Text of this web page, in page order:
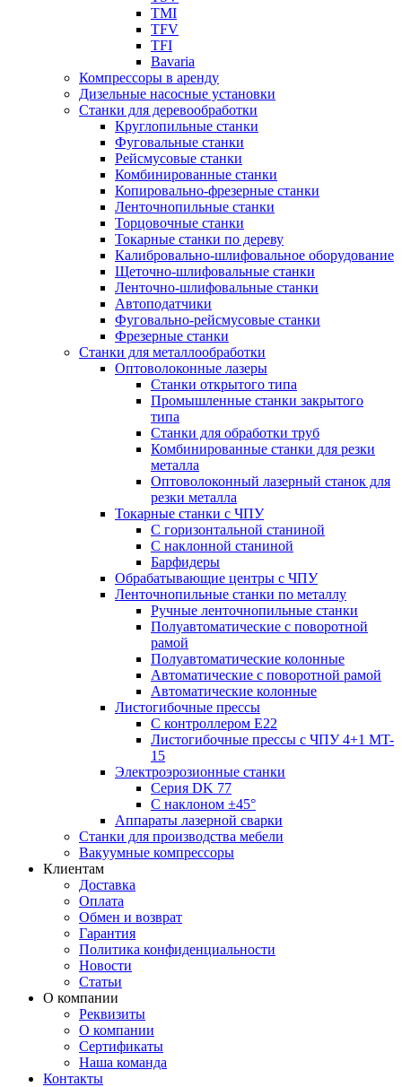
TMI
TFV
TFI
Bavaria
Компрессоры в аренду
Дизельные насосные установки
Станки для деревообработки
Круглопильные станки
Фуговальные станки
Рейсмусовые станки
Комбинированные станки
Копировально-фрезерные станки
Ленточнопильные станки
Торцовочные станки
Токарные станки по дереву
Калибровально-шлифовальное оборудование
Щеточно-шлифовальные станки
Ленточно-шлифовальные станки
Автоподатчики
Фуговально-рейсмусовые станки
Фрезерные станки
Станки для металлообработки
Оптоволоконные лазеры
Станки открытого типа
Промышленные станки закрытого
типа
Станки для обработки труб
Комбинированные станки для резки
металла
Оптоволоконный лазерный станок для
резки металла
Токарные станки с ЧПУ
С горизонтальной станиной
С наклонной станиной
Барфидеры
Обрабатывающие центры с ЧПУ
Ленточнопильные станки по металлу
Ручные ленточнопильные станки
Полуавтоматические с поворотной
рамой
Полуавтоматические колонные
Автоматические с поворотной рамой
Автоматические колонные
Листогибочные прессы
С контроллером E22
Листогибочные прессы с ЧПУ 4+1 MT-
15
Электроэрозионные станки
Серия DK 77
С наклоном ±45°
Аппараты лазерной сварки
Станки для производства мебели
Вакуумные компрессоры
Клиентам
Доставка
Оплата
Обмен и возврат
Гарантия
Политика конфиденциальности
Новости
Статьи
О компании
Реквизиты
О компании
Сертификаты
Наша команда
Контакты